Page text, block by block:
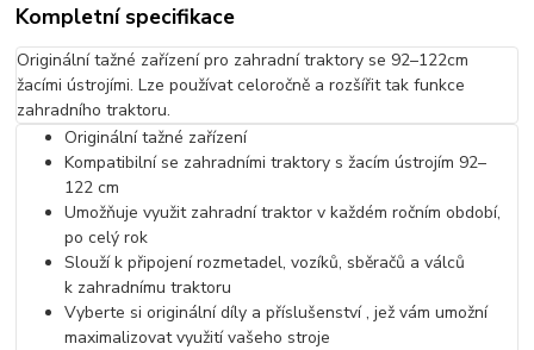
Kompletní specifikace
Originální tažné zařízení pro zahradní traktory se 92–122cm
žacími ústrojími. Lze používat celoročně a rozšířit tak funkce
zahradního traktoru.
Originální tažné zařízení
Kompatibilní se zahradními traktory s žacím ústrojím 92–
122 cm
Umožňuje využit zahradní traktor v každém ročním období,
po celý rok
Slouží k připojení rozmetadel, vozíků, sběračů a válců
k zahradnímu traktoru
Vyberte si originální díly a příslušenství , jež vám umožní
maximalizovat využití vašeho stroje